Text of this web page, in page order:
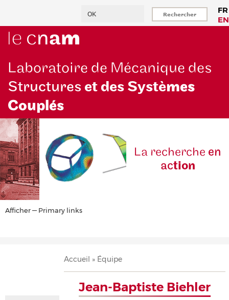
principal
FR
EN
Laboratoire de Mécanique des
Structures et des Systèmes
Couplés
La recherche en
action
Primary
Afficher — Primary links
Fil
d'Ariane
Accueil Équipe
Jean-Baptiste Biehler